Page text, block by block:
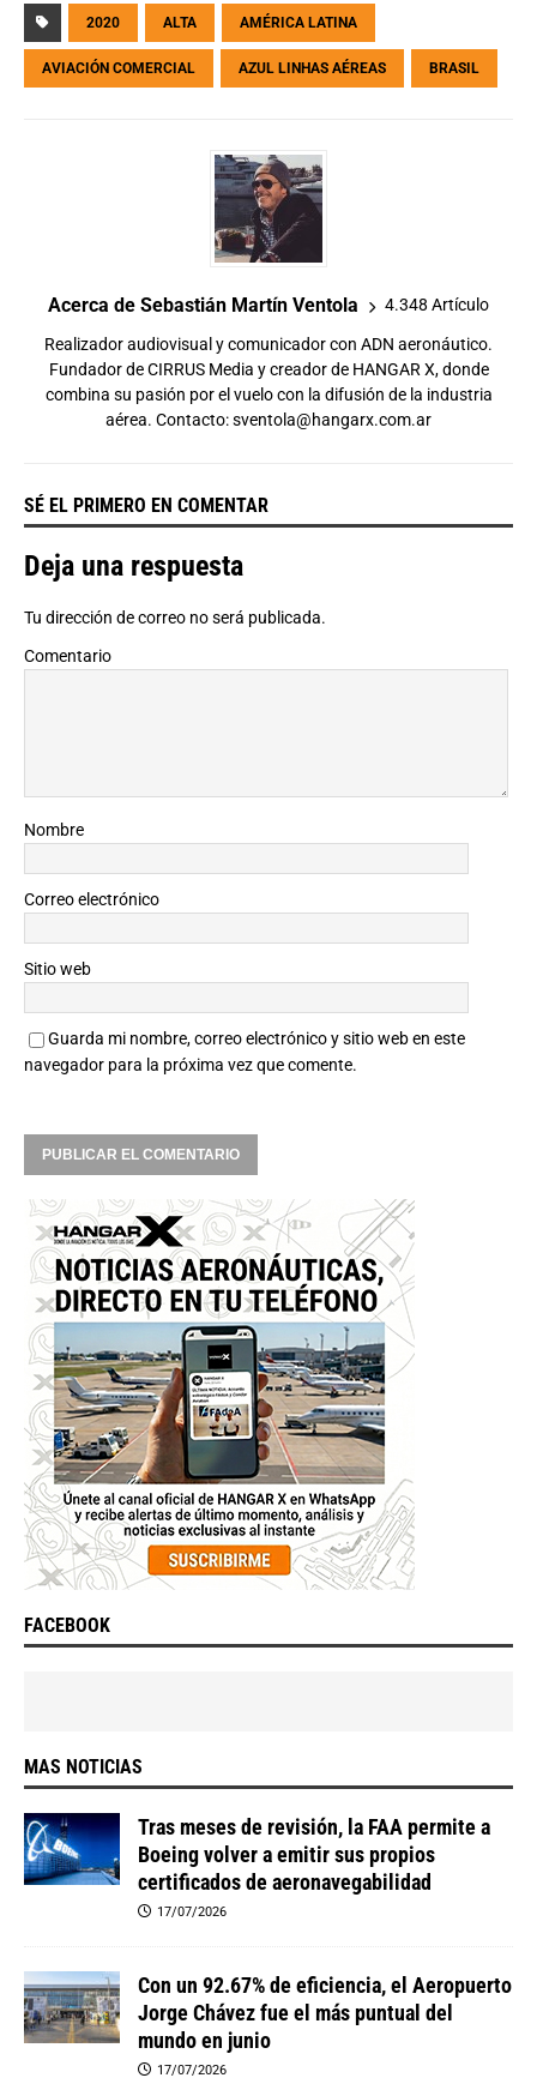
2020 ALTA AMÉRICA LATINA
AVIACIÓN COMERCIAL AZUL LINHAS AÉREAS BRASIL
Acerca de Sebastián Martín Ventola 4.348 Artículo
Realizador audiovisual y comunicador con ADN aeronáutico.
Fundador de CIRRUS Media y creador de HANGAR X, donde
combina su pasión por el vuelo con la difusión de la industria
aérea. Contacto:sventola@hangarx.com.ar
SÉ EL PRIMERO EN COMENTAR
Deja una respuesta
Tu dirección de correo no será publicada.
Comentario
Nombre
Correo electrónico
Sitio web
Guarda mi nombre, correo electrónico y sitio web en este
navegador para la próxima vez que comente.
FACEBOOK
MAS NOTICIAS
Tras meses de revisión, la FAA permite a
Boeing volver a emitir sus propios
certificados de aeronavegabilidad
17/07/2026
Con un 92.67% de eficiencia, el Aeropuerto
Jorge Chávez fue el más puntual del
mundo en junio
17/07/2026